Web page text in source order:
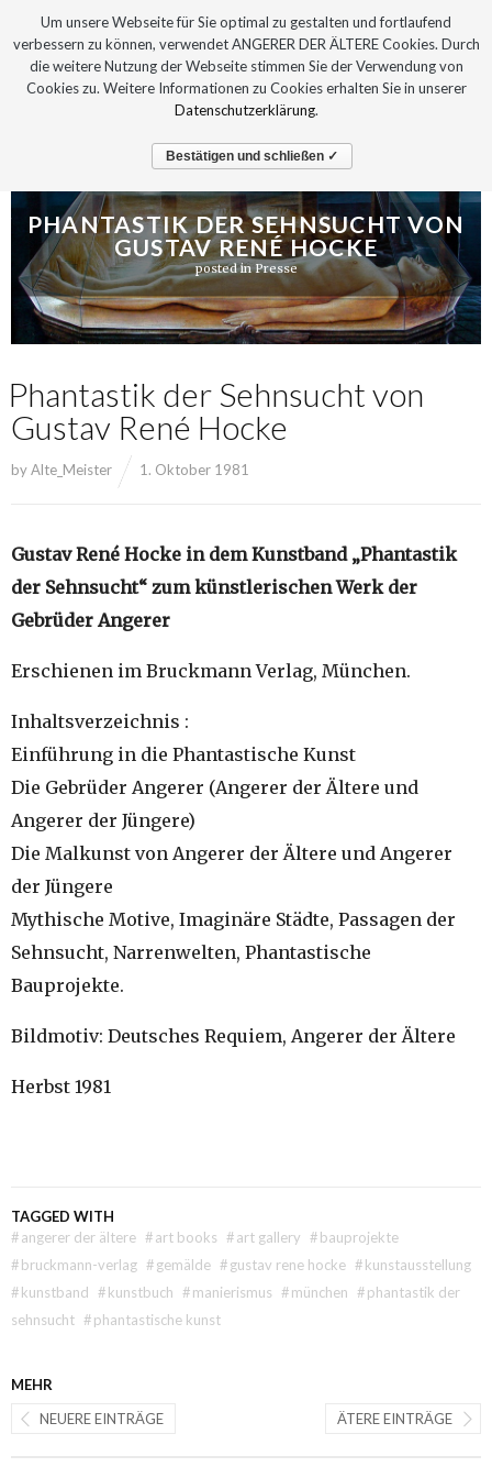
PHANTASTIK DER SEHNSUCHT VON
GUSTAV RENÉ HOCKE
posted inPresse
Phantastik der Sehnsucht von
Gustav René Hocke
byAlte_Meister 1. Oktober 1981
Gustav René Hocke in dem Kunstband „Phantastik
der Sehnsucht“ zum künstlerischen Werk der
Gebrüder Angerer
Erschienen im Bruckmann Verlag, München.
Inhaltsverzeichnis :
Einführung in die Phantastische Kunst
Die Gebrüder Angerer (Angerer der Ältere und
Angerer der Jüngere)
Die Malkunst von Angerer der Ältere und Angerer
der Jüngere
Mythische Motive, Imaginäre Städte, Passagen der
Sehnsucht, Narrenwelten, Phantastische
Bauprojekte.
Bildmotiv: Deutsches Requiem, Angerer der Ältere
Herbst 1981
TAGGED WITH
#angerer der ältere #art books #art gallery #bauprojekte
#bruckmann-verlag #gemälde #gustav rene hocke #kunstausstellung
#kunstband #kunstbuch #manierismus #münchen #phantastik der
sehnsucht #phantastische kunst
MEHR
ÄTERE EINTRÄGE
NEUERE EINTRÄGE
Um unsere Webseite für Sie optimal zu gestalten und fortlaufend
verbessern zu können, verwendet ANGERER DER ÄLTERE Cookies. Durch
die weitere Nutzung der Webseite stimmen Sie der Verwendung von
Cookies zu. Weitere Informationen zu Cookies erhalten Sie in unserer
Datenschutzerklärung.
Bestätigen und schließen ✓